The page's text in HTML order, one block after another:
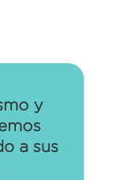
y
a sus